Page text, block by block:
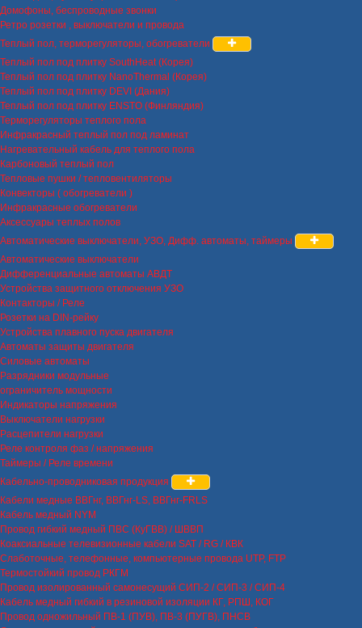
Домофоны, беспроводные звонки
Ретро розетки , выключатели и провода
Теплый пол, терморегуляторы, обогреватели
Теплый пол под плитку SouthHeat (Корея)
Теплый пол под плитку NanoThermal (Корея)
Теплый пол под плитку DEVI (Дания)
Теплый пол под плитку ENSTO (Финляндия)
Терморегуляторы теплого пола
Инфракрасный теплый пол под ламинат
Нагревательный кабель для теплого пола
Карбоновый теплый пол
Тепловые пушки / тепловентиляторы
Конвекторы ( обогреватели )
Инфракрасные обогреватели
Аксессуары теплых полов
Автоматические выключатели, УЗО, Дифф. автоматы, таймеры
Автоматические выключатели
Дифференциальные автоматы АВДТ
Устройства защитного отключения УЗО
Контакторы / Реле
Розетки на DIN-рейку
Устройства плавного пуска двигателя
Автоматы защиты двигателя
Силовые автоматы
Разрядники модульные
ограничитель мощности
Индикаторы напряжения
Выключатели нагрузки
Расцепители нагрузки
Реле контроля фаз / напряжения
Таймеры / Реле времени
Кабельно-проводниковая продукция
Кабели медные ВВГнг, ВВГнг-LS, ВВГнг-FRLS
Кабель медный NYM
Провод гибкий медный ПВС (КуГВВ) / ШВВП
Коаксиальные телевизионные кабели SAT / RG / КВК
Слаботочные, телефонные, компьютерные провода UTP, FTP
Термостойкий провод РКГМ
Провод изолированный самонесущий СИП-2 / СИП-3 / СИП-4
Кабель медный гибкий в резиновой изоляции КГ, РПШ, КОГ
Провод одножильный ПВ-1 (ПУВ), ПВ-3 (ПУГВ), ПНСВ